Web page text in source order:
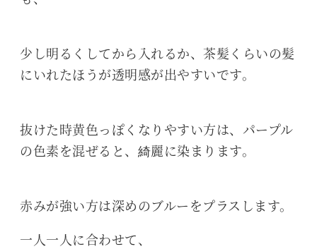
少し明るくしてから入れるか、茶髪くらいの髪
にいれたほうが透明感が出やすいです。
抜けた時黄色っぽくなりやすい方は、パープル
の色素を混ぜると、綺麗に染まります。
赤みが強い方は深めのブルーをプラスします。
一人一人に合わせて、